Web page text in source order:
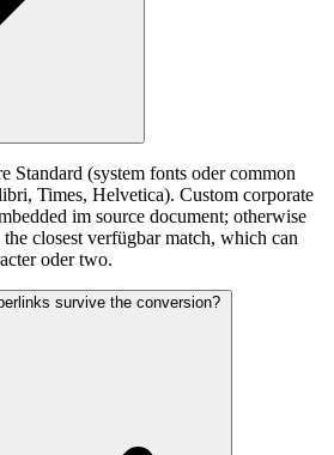
Standard (system fonts oder common
Times, Helvetica). Custom corporate
im source document; otherwise
closest verfügbar match, which can
oder two.
survive the conversion?